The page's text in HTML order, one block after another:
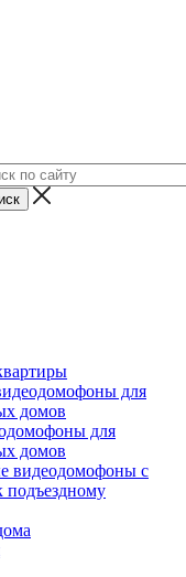
для
домов
для
домов
видеодомофоны с
подъездному